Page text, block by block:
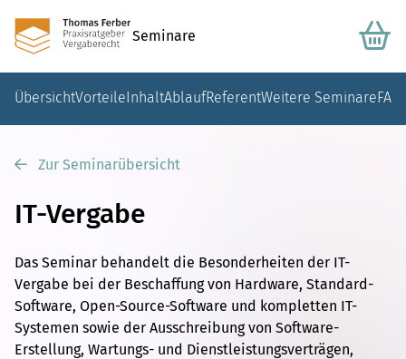
Seminare
ÜbersichtVorteileInhaltAblaufReferentWeitere SeminareFAQ
Zur Seminarübersicht
IT-Vergabe
Das Seminar behandelt die Besonderheiten der IT-
Vergabe bei der Beschaffung von Hardware, Standard-
Software, Open-Source-Software und kompletten IT-
Systemen sowie der Ausschreibung von Software-
Erstellung, Wartungs- und Dienstleistungsverträgen,